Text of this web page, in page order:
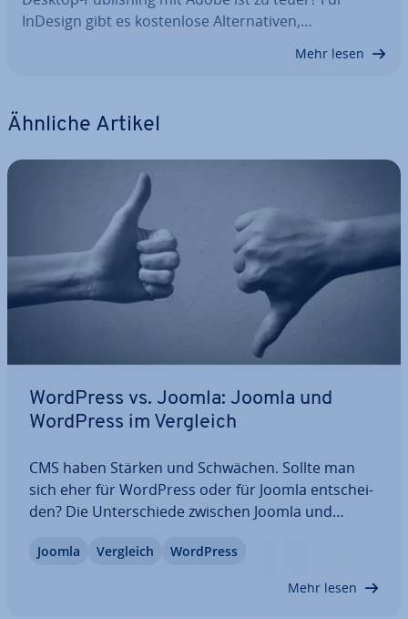
InDesign gibt es kos­ten­lo­se Al­ter­na­ti­ven,…
Mehr lesen
Ähnliche Artikel
WordPress vs. Joomla: Joomla und
WordPress im Vergleich
CMS haben Stärken und Schwächen. Sollte man
sich eher für WordPress oder für Joomla ent­schei­
den? Die Un­ter­schie­de zwischen Joomla und
freund­lich­keit, Si­cher­heit und zur Verfügung
Joomla Vergleich WordPress
Mehr lesen